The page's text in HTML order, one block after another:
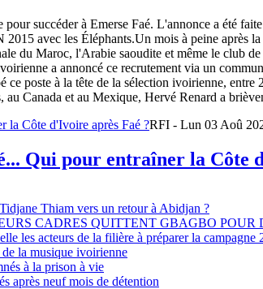
succéder à Emerse Faé. L'annonce a été
avec les Éléphants.Un mois à peine après
du Maroc, l'Arabie saoudite et même le club
a annoncé ce recrutement via un
poste à la tête de la sélection ivoirienne,
Canada et au Mexique, Hervé Renard a
RFI - Lun 03 Aoû
Qui pour entraîner la Côte
Thiam vers un retour à Abidjan ?
CADRES QUITTENT GBAGBO POUR
les acteurs de la filière à préparer la campagne
la musique ivoirienne
à la prison à vie
après neuf mois de détention